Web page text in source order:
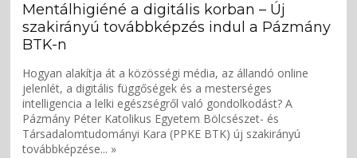
Mentálhigiéné a digitális korban – Új
szakirányú továbbképzés indul a Pázmány
BTK-n
Hogyan alakítja át a közösségi média, az állandó online
jelenlét, a digitális függőségek és a mesterséges
intelligencia a lelki egészségről való gondolkodást? A
Pázmány Péter Katolikus Egyetem Bölcsészet- és
Társadalomtudományi Kara (PPKE BTK) új szakirányú
továbbképzése... »